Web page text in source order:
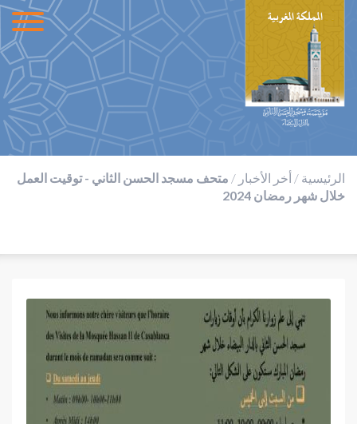
الرئيسية / أخر الأخبار / متحف مسجد الحسن الثاني - توقيت العمل
خلال شهر رمضان 2024